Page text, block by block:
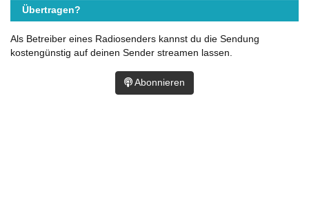
Übertragen?
Als Betreiber eines Radiosenders kannst du die Sendung
kostengünstig auf deinen Sender streamen lassen.
Abonnieren